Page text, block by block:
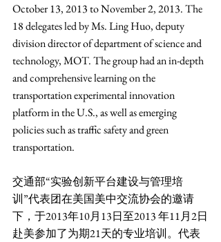
October 13, 2013 to November 2, 2013. The
18 delegates led by Ms. Ling Huo, deputy
division director of department of science and
technology, MOT. The group had an in-depth
and comprehensive learning on the
transportation experimental innovation
platform in the U.S., as well as emerging
policies such as traffic safety and green
transportation.
交通部“实验创新平台建设与管理培
训”代表团在美国美中交流协会的邀请
下，于2013年10月13日至2013 年11月2日
赴美参加了为期21天的专业培训。代表